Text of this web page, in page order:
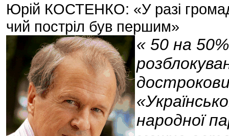
Юрій КОСТЕНКО: «У разі
чий постріл був першим»
« 50 на
народної